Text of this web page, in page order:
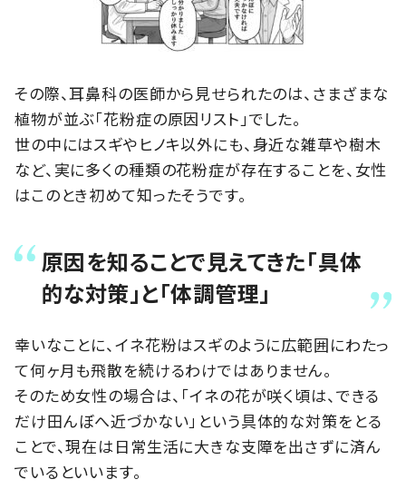
その際、耳鼻科の医師から見せられたのは、さまざまな
植物が並ぶ「花粉症の原因リスト」でした。
世の中にはスギやヒノキ以外にも、身近な雑草や樹木
など、実に多くの種類の花粉症が存在することを、女性
はこのとき初めて知ったそうです。
原因を知ることで見えてきた「具体
的な対策」と「体調管理」
幸いなことに、イネ花粉はスギのように広範囲にわたっ
て何ヶ月も飛散を続けるわけではありません。
そのため女性の場合は、「イネの花が咲く頃は、できる
だけ田んぼへ近づかない」という具体的な対策をとる
ことで、現在は日常生活に大きな支障を出さずに済ん
でいるといいます。